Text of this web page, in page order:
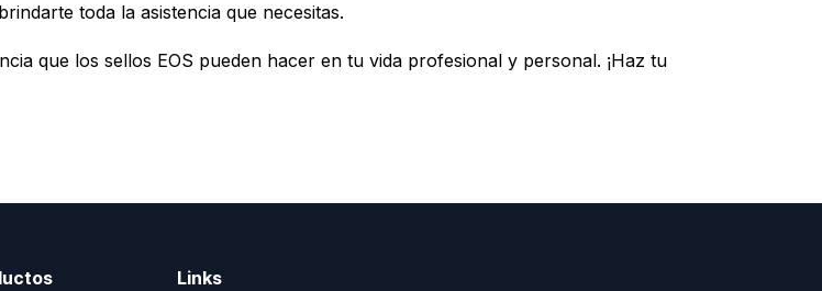
toda la asistencia que necesitas.
que los sellos EOS pueden hacer en tu vida profesional y personal. ¡Haz tu
Links